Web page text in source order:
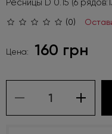
Ресницы D 0.15 (6
(0)
Цена: 160 грн